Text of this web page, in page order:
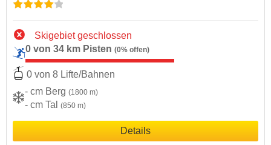
Skigebiet geschlossen
0 von 34 km Pisten (0% offen)
0 von 8 Lifte/Bahnen
- cm Berg (1800 m)
- cm Tal (850 m)
Details